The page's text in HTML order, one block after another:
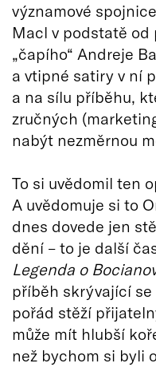
významové
Macl v podstatě od
„čapího“ Andreje
a vtipné satiry v ní
a na sílu příběhu,
zručných
nabýt nezměrnou
To si uvědomil ten
A uvědomuje si to
dnes dovede jen
dění – to je další
Legenda o
příběh skrývající se
pořád stěží
může mít hlubší
než bychom si byli